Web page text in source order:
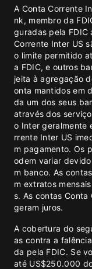
A Conta Corrente
nk, membro da
guradas pela
Corrente Inter US
o limite permitido
a FDIC, e outros
jeita à agregação
onta mantidos em
da um dos seus
através dos
o Inter geralmente
rrente Inter US
m pagamento. Os
odem variar
m banco. As
m extratos
s. As contas Conta
geram juros.
A cobertura do
as contra a
da pela FDIC. Se
até US$250.000